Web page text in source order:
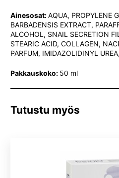
Ainesosat:AQUA, PROPYLENE
BARBADENSIS EXTRACT,
ALCOHOL, SNAIL SECRETION
STEARIC ACID, COLLAGEN,
PARFUM, IMIDAZOLIDINYL
Pakkauskoko: 50 ml
Tutustu myös